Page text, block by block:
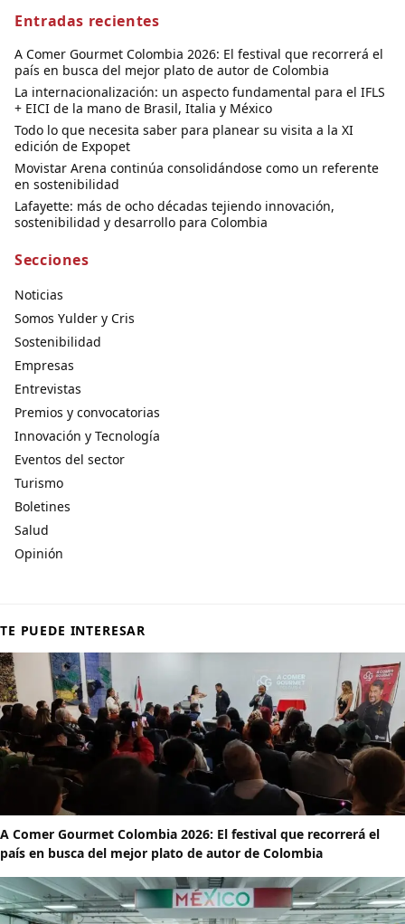
Entradas recientes
A Comer Gourmet Colombia 2026: El festival que recorrerá el
país en busca del mejor plato de autor de Colombia
La internacionalización: un aspecto fundamental para el IFLS
+ EICI de la mano de Brasil, Italia y México
Todo lo que necesita saber para planear su visita a la XI
edición de Expopet
Movistar Arena continúa consolidándose como un referente
en sostenibilidad
Lafayette: más de ocho décadas tejiendo innovación,
sostenibilidad y desarrollo para Colombia
Secciones
Noticias
Somos Yulder y Cris
Sostenibilidad
Empresas
Entrevistas
Premios y convocatorias
Innovación y Tecnología
Eventos del sector
Turismo
Boletines
Salud
Opinión
TE PUEDE INTERESAR
A Comer Gourmet Colombia 2026: El festival que recorrerá el
país en busca del mejor plato de autor de Colombia